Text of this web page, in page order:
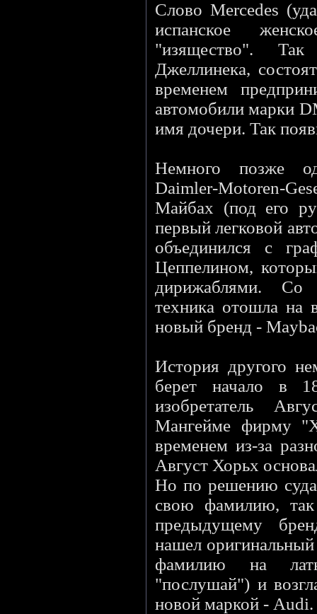
Слово Mercedes
испанское
"изящество".
Джеллинека,
временем
автомобили марки
имя дочери. Так
Немного позже
Daimler-Motoren-
Майбах (под его
первый легковой
объединился с
Цеппелином,
дирижаблями. Со
техника отошла на
новый бренд -
История другого
берет начало в
изобретатель
Мангейме фирму
временем из-за
Август Хорьх
Но по решению суда
свою фамилию, так
предыдущему
нашел
фамилию на
"послушай") и
новой маркой - Audi.